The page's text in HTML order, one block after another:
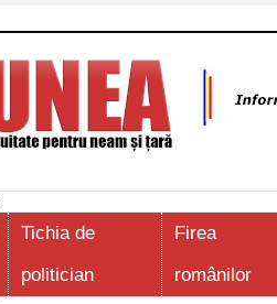
Tichia de
politician
Firea
românilor